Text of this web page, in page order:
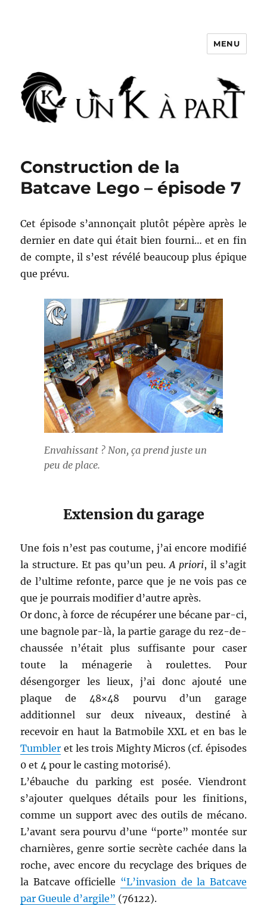
MENU
Construction de la
Batcave Lego – épisode 7
Cet épisode s’annonçait plutôt pépère après le
dernier en date qui était bien fourni… et en fin
de compte, il s’est révélé beaucoup plus épique
que prévu.
Envahissant ? Non, ça prend juste un
peu de place.
Extension du garage
Une fois n’est pas coutume, j’ai encore modifié
la structure. Et pas qu’un peu. A priori, il s’agit
de l’ultime refonte, parce que je ne vois pas ce
que je pourrais modifier d’autre après.
Or donc, à force de récupérer une bécane par-ci,
une bagnole par-là, la partie garage du rez-de-
chaussée n’était plus suffisante pour caser
toute la ménagerie à roulettes. Pour
désengorger les lieux, j’ai donc ajouté une
plaque de 48×48 pourvu d’un garage
additionnel sur deux niveaux, destiné à
recevoir en haut la Batmobile XXL et en bas le
Tumbler et les trois Mighty Micros (cf. épisodes
0 et 4 pour le casting motorisé).
L’ébauche du parking est posée. Viendront
s’ajouter quelques détails pour les finitions,
comme un support avec des outils de mécano.
L’avant sera pourvu d’une “porte” montée sur
charnières, genre sortie secrète cachée dans la
roche, avec encore du recyclage des briques de
la Batcave officielle “L’invasion de la Batcave
par Gueule d’argile” (76122).